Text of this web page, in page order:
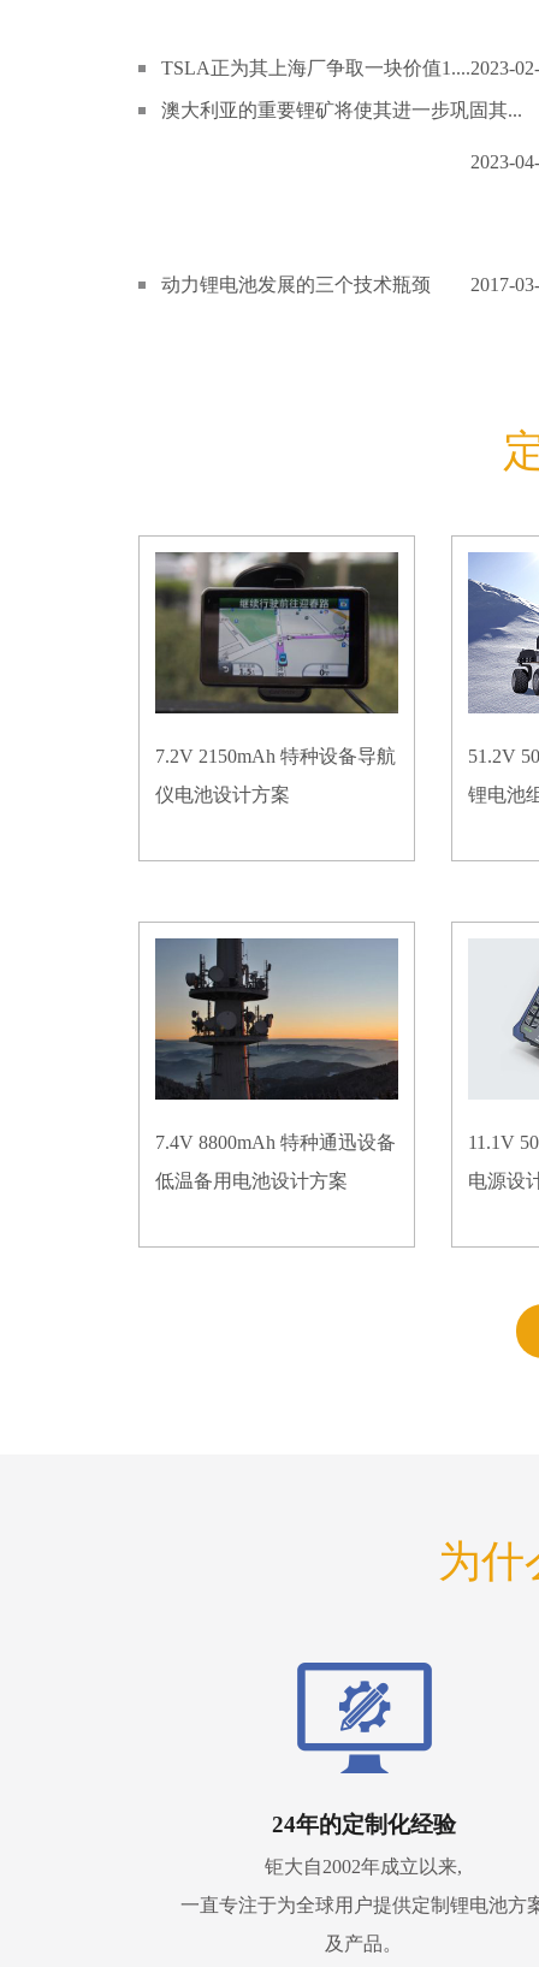
TSLA正为其上海厂争取一块价值1....2023-
澳大利亚的重要锂矿将使其进一步巩固其...
2023-
动力锂电池发展的三个技术瓶颈 2017-
7.2V 2150mAh 特种设备导航
仪电池设计方案
51.2V
锂电池
7.4V 8800mAh 特种通迅设备
低温备用电池设计方案
11.1V
电源设
为什
24年的定制化经验
钜大自2002年成立以来,
一直专注于为全球用户提供定制锂电池方
及产品。